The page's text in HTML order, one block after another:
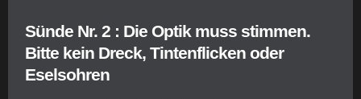
Sünde Nr. 2 : Die Optik muss stimmen.
Bitte kein Dreck, Tintenflicken oder
Eselsohren